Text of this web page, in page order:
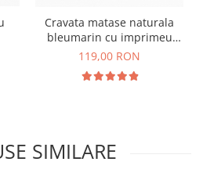
Cravata matase naturala
bleumarin cu imprimeu
paisley roz
119,00 RON
SIMILARE